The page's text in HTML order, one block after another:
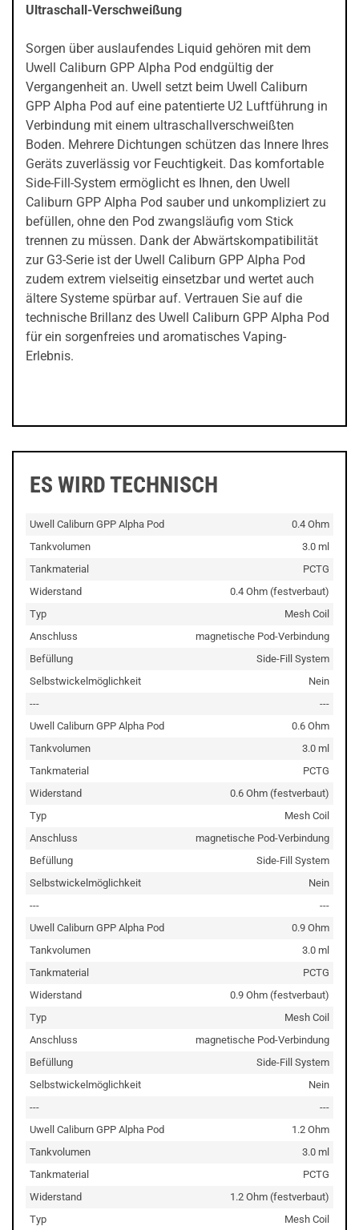
Ultraschall-Verschweißung
Sorgen über auslaufendes Liquid gehören mit dem
Uwell Caliburn GPP Alpha Pod endgültig der
Vergangenheit an. Uwell setzt beim Uwell Caliburn
GPP Alpha Pod auf eine patentierte U2 Luftführung in
Verbindung mit einem ultraschallverschweißten
Boden. Mehrere Dichtungen schützen das Innere Ihres
Geräts zuverlässig vor Feuchtigkeit. Das komfortable
Side-Fill-System ermöglicht es Ihnen, den Uwell
Caliburn GPP Alpha Pod sauber und unkompliziert zu
befüllen, ohne den Pod zwangsläufig vom Stick
trennen zu müssen. Dank der Abwärtskompatibilität
zur G3-Serie ist der Uwell Caliburn GPP Alpha Pod
zudem extrem vielseitig einsetzbar und wertet auch
ältere Systeme spürbar auf. Vertrauen Sie auf die
technische Brillanz des Uwell Caliburn GPP Alpha Pod
für ein sorgenfreies und aromatisches Vaping-
Erlebnis.
ES WIRD TECHNISCH
Uwell Caliburn GPP Alpha Pod
0.4 Ohm
Tankvolumen
3.0 ml
Tankmaterial
PCTG
Widerstand
0.4 Ohm (festverbaut)
Typ
Mesh Coil
Anschluss
magnetische Pod-Verbindung
Befüllung
Side-Fill System
Selbstwickelmöglichkeit
Nein
---
---
Uwell Caliburn GPP Alpha Pod
0.6 Ohm
Tankvolumen
3.0 ml
Tankmaterial
PCTG
Widerstand
0.6 Ohm (festverbaut)
Typ
Mesh Coil
Anschluss
magnetische Pod-Verbindung
Befüllung
Side-Fill System
Selbstwickelmöglichkeit
Nein
---
---
Uwell Caliburn GPP Alpha Pod
0.9 Ohm
Tankvolumen
3.0 ml
Tankmaterial
PCTG
Widerstand
0.9 Ohm (festverbaut)
Typ
Mesh Coil
Anschluss
magnetische Pod-Verbindung
Befüllung
Side-Fill System
Selbstwickelmöglichkeit
Nein
---
---
Uwell Caliburn GPP Alpha Pod
1.2 Ohm
Tankvolumen
3.0 ml
Tankmaterial
PCTG
Widerstand
1.2 Ohm (festverbaut)
Typ
Mesh Coil